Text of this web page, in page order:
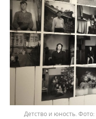
Детство и юность.